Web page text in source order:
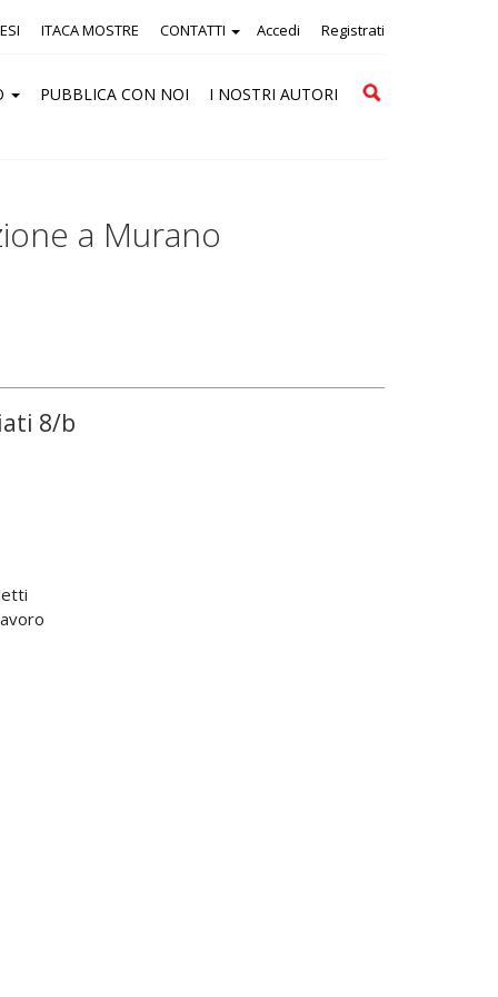
Accedi Registrati
ITACA MOSTRE CONTATTI
PUBBLICA CON NOI I NOSTRI AUTORI
Cerca
a Murano
8/b